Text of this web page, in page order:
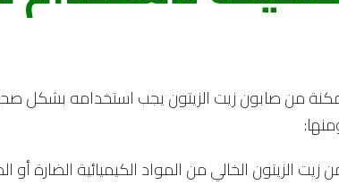
من صابون زيت الزيتون يجب استخدامه بشكل
زيت الزيتون الخالي من المواد الكيميائية الضارة